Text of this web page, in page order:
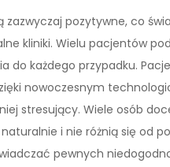
pozytywne, co
kliniki. Wielu pacjentów
do każdego przypadku.
nowoczesnym
stresujący. Wiele osób
i nie różnią się od
pewnych